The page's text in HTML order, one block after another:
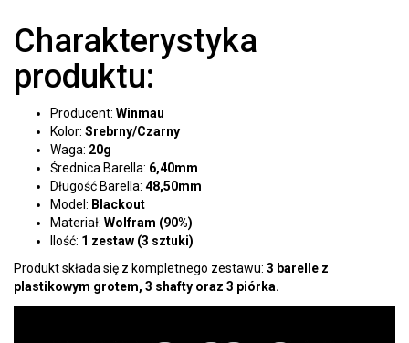
Charakterystyka
produktu:
Producent: Winmau
Kolor: Srebrny/Czarny
Waga: 20g
Średnica Barella: 6,40mm
Długość Barella: 48,50mm
Model: Blackout
Materiał: Wolfram (90%)
Ilość: 1 zestaw (3 sztuki)
Produkt składa się z kompletnego zestawu: 3 barelle z
plastikowym grotem, 3 shafty oraz 3 piórka.